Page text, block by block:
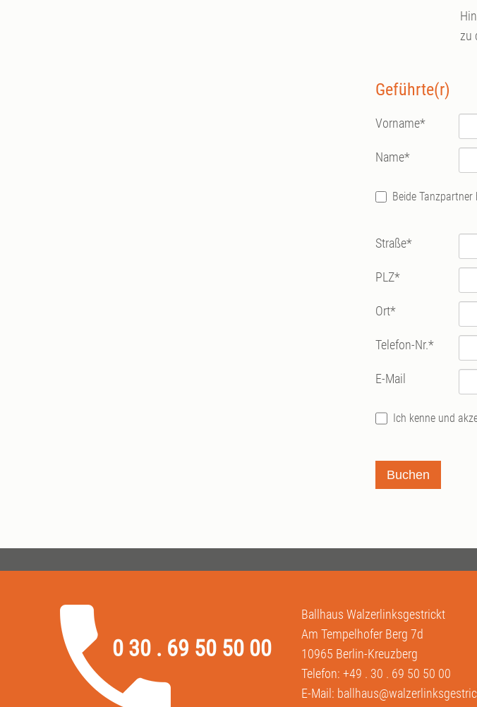
zu
Geführte(r)
Vorname*
Name*
Beide
Straße*
PLZ*
Ort*
Telefon-Nr.*
E-Mail
Ich kenne und
Buchen
0 30 . 69 50 50 00
Ballhaus Walzerlinksgestrickt
Am Tempelhofer Berg 7d
10965 Berlin-Kreuzberg
Telefon: +49 . 30 . 69 50 50 00
E-Mail: